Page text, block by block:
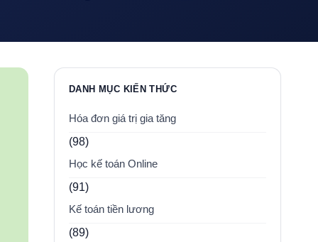
DANH MỤC KIẾN THỨC
Hóa đơn giá trị gia tăng
(98)
Học kế toán Online
(91)
Kế toán tiền lương
(89)